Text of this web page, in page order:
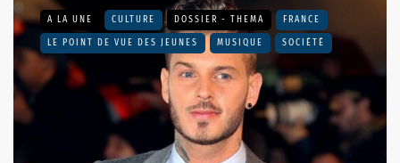
A LA UNE CULTURE DOSSIER - THEMA FRANCE
LE POINT DE VUE DES JEUNES MUSIQUE SOCIÉTÉ